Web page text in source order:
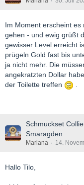
Im Moment erscheint
gehen - und ewig grüßt
gewisser Level erreicht
prügeln Gold fast bis
ja nicht mehr. Die
angekratzten Dollar
der Toilette treffen
.
Schmuckset
Smaragden
Mariana 14.
Hallo Tilo,